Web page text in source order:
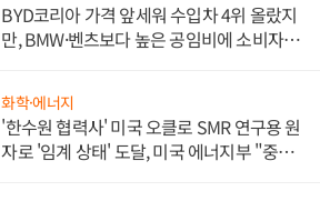
BYD코리아 가격 앞세워 수입차 4위 올랐지
만, BMW·벤츠보다 높은 공임비에 소비자
화학·에너지
'한수원 협력사' 미국 오클로 SMR 연구용 원
자로 '임계 상태' 도달, 미국 에너지부 "중요